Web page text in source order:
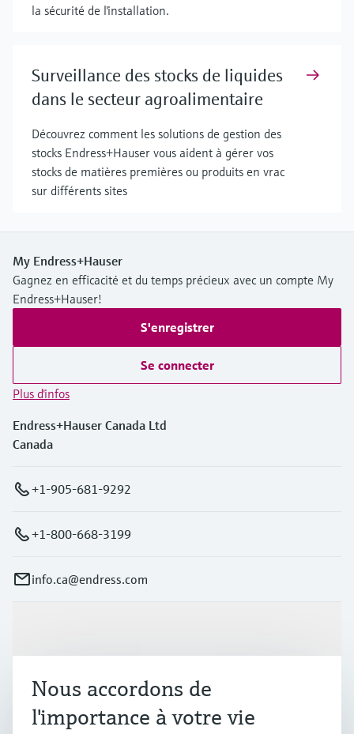
la sécurité de l'installation.
Surveillance des stocks de liquides
dans le secteur agroalimentaire
Découvrez comment les solutions de gestion des
stocks Endress+Hauser vous aident à gérer vos
stocks de matières premières ou produits en vrac
sur différents sites
My Endress+Hauser
Gagnez en efficacité et du temps précieux avec un compte My
Endress+Hauser!
S'enregistrer
Se connecter
Plus d'infos
Endress+Hauser Canada Ltd
Canada
+1-905-681-9292
+1-800-668-3199
info.ca@endress.com
Industries
Nous accordons de
l'importance à votre vie